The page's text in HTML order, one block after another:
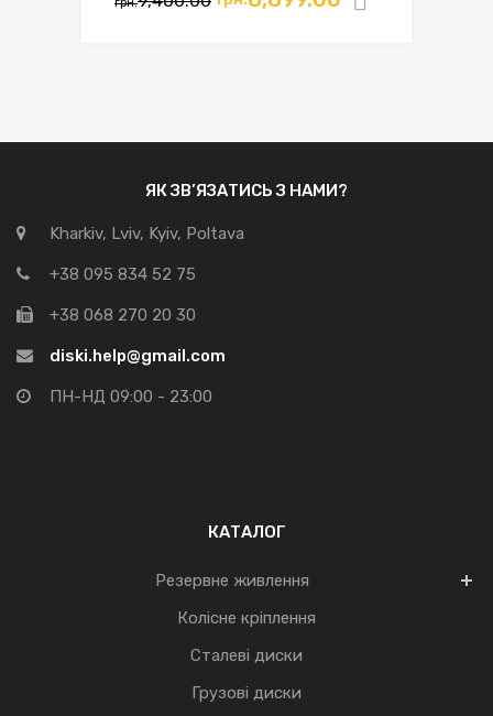
грн.
ЯК ЗВ’ЯЗАТИСЬ З НАМИ?
Kharkiv, Lviv, Kyiv, Poltava
+38 095 834 52 75
+38 068 270 20 30
diski.help@gmail.com
ПН-НД 09:00 - 23:00
КАТАЛОГ
Резервне живлення
Колісне кріплення
Сталеві диски
Грузові диски